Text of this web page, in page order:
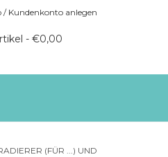
/ Kundenkonto anlegen
- €0,00
(FÜR ...) UND